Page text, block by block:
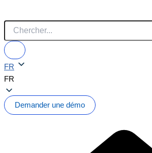
FR
FR
Demander une démo